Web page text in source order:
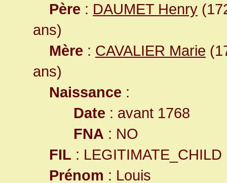
Père : DAUMET Henry
ans)
Mère : CAVALIER Marie
ans)
Naissance :
Date : avant 1768
FNA : NO
FIL : LEGITIMATE_CHILD
Prénom : Louis